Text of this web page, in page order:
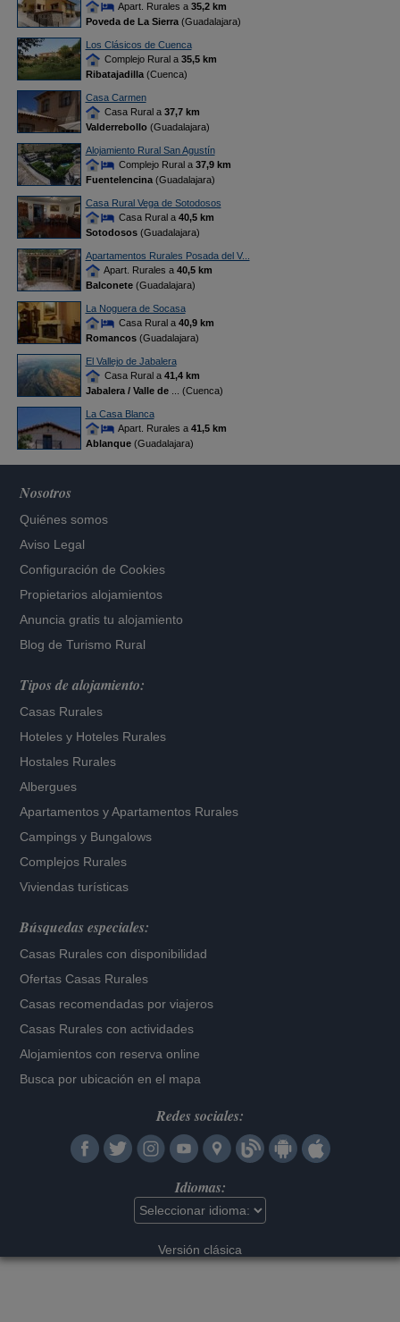
Apart. Rurales a 35,2 km
Poveda de La Sierra(Guadalajara)
Los Clásicos de Cuenca
Complejo Rural a 35,5 km
Ribatajadilla(Cuenca)
Casa Carmen
Casa Rural a 37,7 km
Valderrebollo(Guadalajara)
Alojamiento Rural San Agustín
Complejo Rural a 37,9 km
Fuentelencina(Guadalajara)
Casa Rural Vega de Sotodosos
Casa Rural a 40,5 km
Sotodosos(Guadalajara)
Apartamentos Rurales Posada del V...
Apart. Rurales a 40,5 km
Balconete(Guadalajara)
La Noguera de Socasa
Casa Rural a 40,9 km
Romancos(Guadalajara)
El Vallejo de Jabalera
Casa Rural a 41,4 km
Jabalera / Valle de
... (Cuenca)
La Casa Blanca
Apart. Rurales a 41,5 km
Ablanque(Guadalajara)
Nosotros
Quiénes somos
Aviso Legal
Configuración de Cookies
Propietarios alojamientos
Anuncia gratis tu alojamiento
Blog de Turismo Rural
Tipos de alojamiento:
Casas Rurales
Hoteles y Hoteles Rurales
Hostales Rurales
Albergues
Apartamentos yApartamentos Rurales
Campings y Bungalows
Complejos Rurales
Viviendas turísticas
Búsquedas especiales:
Casas Rurales con disponibilidad
Ofertas Casas Rurales
Casas recomendadas por viajeros
Casas Rurales con actividades
Alojamientos con reserva online
Busca por ubicación en el mapa
Redes sociales:
Idiomas:
Versión clásica